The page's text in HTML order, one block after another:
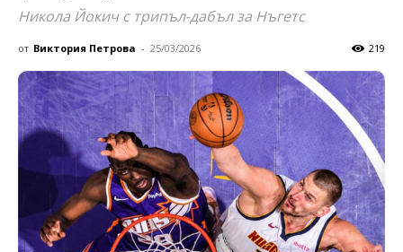
Никола Йокич с трипъл-дабъл за Нъгетс
от Виктория Петрова - 25/03/2026 219